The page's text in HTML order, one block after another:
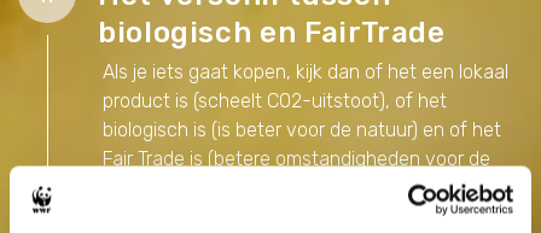
biologisch en FairTrade
Als je iets gaat kopen, kijk dan of het een lokaal
product is (scheelt CO2-uitstoot), of het
biologisch is (is beter voor de natuur) en of het
Fair Trade is (betere omstandigheden voor de
mensen die bij de productie betrokken zijn).